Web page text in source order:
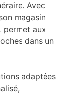
Avec
magasin
permet aux
dans un
adaptées